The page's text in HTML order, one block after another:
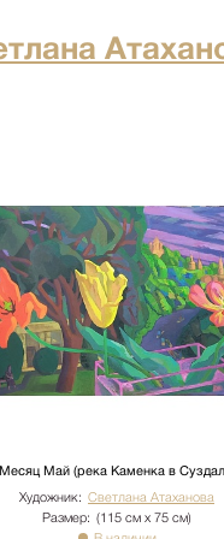
Месяц Май (река Каменка в
Художник: Светлана Атаханова
Размер: (115 см х 75 см)